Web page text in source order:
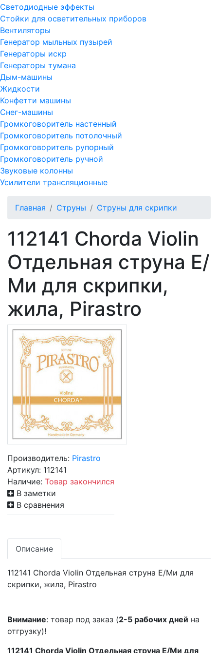
Светодиодные эффекты
Стойки для осветительных приборов
Вентиляторы
Генератор мыльных пузырей
Генераторы искр
Генераторы тумана
Дым-машины
Жидкости
Конфетти машины
Снег-машины
Громкоговоритель настенный
Громкоговоритель потолочный
Громкоговоритель рупорный
Громкоговоритель ручной
Звуковые колонны
Усилители трансляционные
Главная Струны Струны для скрипки
112141 Chorda Violin
Отдельная струна Е/
Ми для скрипки,
жила, Pirastro
Производитель: Pirastro
Артикул: 112141
Наличие: Товар закончился
В заметки
В сравнения
Описание
112141 Chorda Violin Отдельная струна Е/Ми для
скрипки, жила, Pirastro
Внимание: товар под заказ (2-5 рабочих дней на
отгрузку)!
112141 Chorda Violin Отдельная струна Е/Ми для